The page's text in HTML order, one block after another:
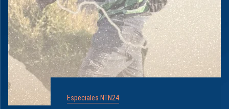
Especiales NTN24